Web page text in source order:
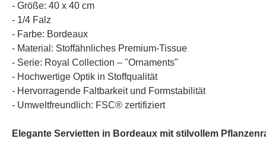
- Größe: 40 x 40 cm
- 1/4 Falz
- Farbe: Bordeaux
- Material: Stoffähnliches Premium-Tissue
- Serie: Royal Collection – "Ornaments"
- Hochwertige Optik in Stoffqualität
- Hervorragende Faltbarkeit und Formstabilität
- Umweltfreundlich: FSC® zertifiziert
Elegante Servietten in Bordeaux mit stilvollem